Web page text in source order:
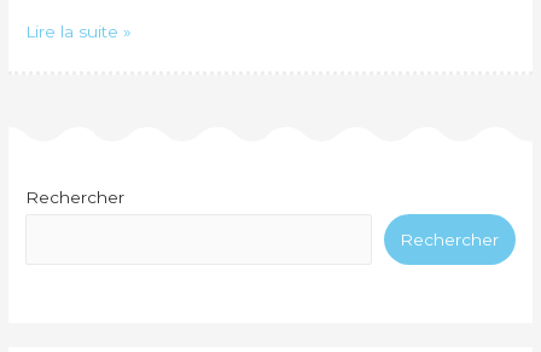
Quel
Lire la suite »
Rechercher
Rechercher